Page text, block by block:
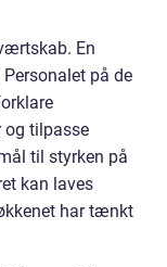
En
på de
og tilpasse
til styrken på
kan laves
har tænkt